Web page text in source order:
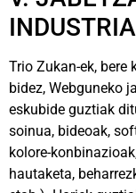
Trio Zukan-ek, bere
bidez, Webguneko
eskubide guztiak
soinua, bideoak,
kolore-
hautaketa,